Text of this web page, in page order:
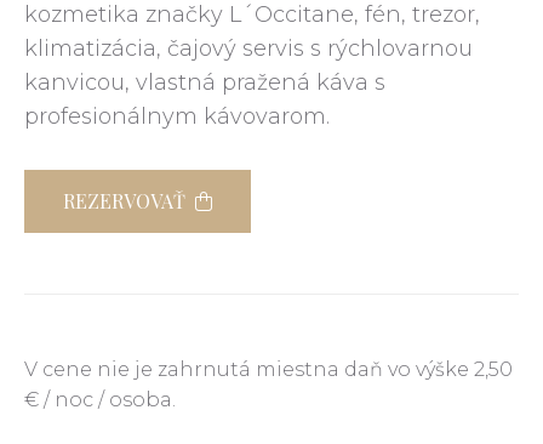
kozmetika značky L´Occitane, fén, trezor,
klimatizácia, čajový servis s rýchlovarnou
kanvicou, vlastná pražená káva s
profesionálnym kávovarom.
REZERVOVAŤ
V cene nie je zahrnutá miestna daň vo výške 2,50
€ / noc / osoba.